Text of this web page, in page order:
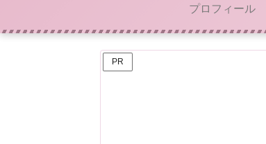
プロフィール
PR